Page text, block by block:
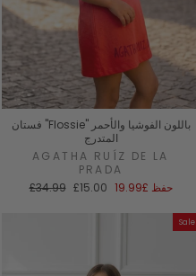
فستان "Flossie" باللون الفوشيا والأحمر
المتدرج
AGATHA RUÍZ DE LA
PRADA
السعر
£34.99 سعر
£15.00 حفظ £19.99
Sale